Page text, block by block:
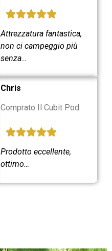
Attrezzatura fantastica,
non ci campeggio più
senza…
Chris
Comprato Il Cubit Pod
Prodotto eccellente,
ottimo…